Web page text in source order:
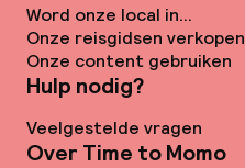
Word onze local in...
Onze reisgidsen verkopen
Onze content gebruiken
Hulp nodig?
Veelgestelde vragen
Over Time to Momo